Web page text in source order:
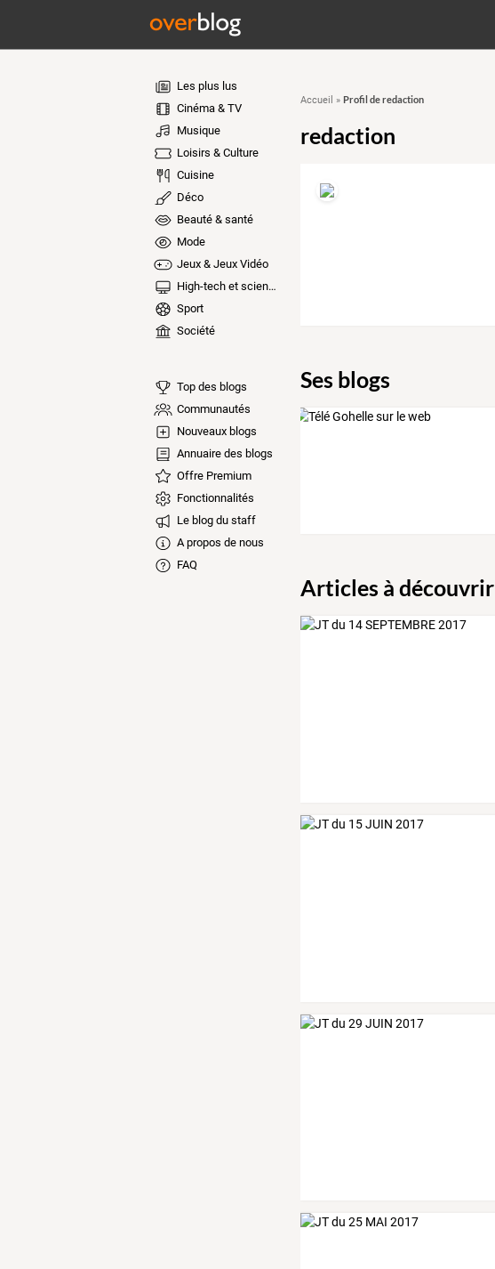
Les plus lus
Cinéma & TV
Musique
Loisirs & Culture
Cuisine
Déco
Beauté & santé
Mode
Jeux & Jeux Vidéo
High-tech et sciences
Sport
Société
Top des blogs
Communautés
Nouveaux blogs
Annuaire des blogs
Offre Premium
Fonctionnalités
Le blog du staff
A propos de nous
FAQ
Accueil » Profil de redaction
redaction
Ses blogs
Articles à découvrir